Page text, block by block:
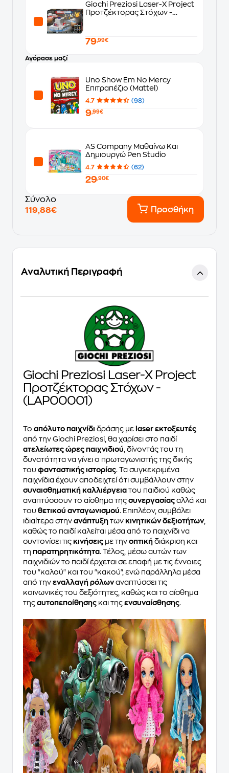
Giochi Preziosi Laser-X Project
Προτζέκτορας Στόχων -
79,99€
Αγόρασε μαζί
Uno Show Em No Mercy
Επιτραπέζιο (Mattel)
4.7 (98)
9,99€
AS Company Μαθαίνω Και
Δημιουργώ Pen Studio
4.7 (62)
29,90€
Σύνολο
119,88€
Προσθήκη
Αναλυτική Περιγραφή
Giochi Preziosi Laser-X Project
Προτζέκτορας Στόχων -
(LAP00001)
Το απόλυτο παιχνίδι δράσης με laser εκτοξευτές
από την Giochi Preziosi, θα χαρίσει στο παιδί
ατελείωτες ώρες παιχνιδιού , δίνοντάς του τη
δυνατότητα να γίνει ο πρωταγωνιστής της δικής
του φανταστικής ιστορίας. Τα συγκεκριμένα
παιχνίδια έχουν αποδειχτεί ότι συμβάλλουν στην
συναισθηματική καλλιέργεια του παιδιού καθώς
αναπτύσσουν το αίσθημα της συνεργασίας αλλά και
του θετικού ανταγωνισμού. Επιπλέον, συμβάλει
ιδιαίτερα στην ανάπτυξη των κινητικών δεξιοτήτων,
καθώς το παιδί καλείται μέσα από το παιχνίδι να
συντονίσει τις κινήσεις με την οπτική διάκριση και
τη παρατηρητικότητα. Τέλος, μέσω αυτών των
παιχνιδιών το παιδί έρχεται σε επαφή με τις έννοιες
του "καλού" και του "κακού", ενώ παράλληλα μέσα
από την εναλλαγή ρόλωναναπτύσσει τις
κοινωνικές του δεξιότητες, καθώς και το αίσθημα
της αυτοπεποίθησης και της ενσυναίσθησης.